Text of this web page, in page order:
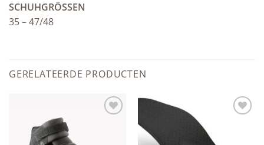
SCHUHGRÖSSEN
35 – 47/48
GERELATEERDE PRODUCTEN